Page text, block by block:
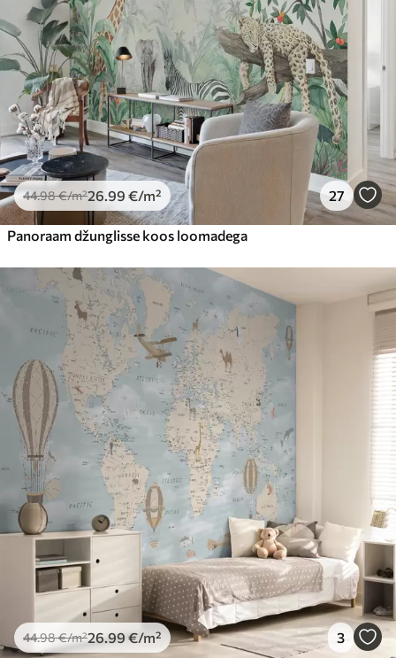
44.98€/m²26 .99 €/m² 27
Panoraam džunglisse koos loomadega
44.98€/m²26.99 €/m² 3